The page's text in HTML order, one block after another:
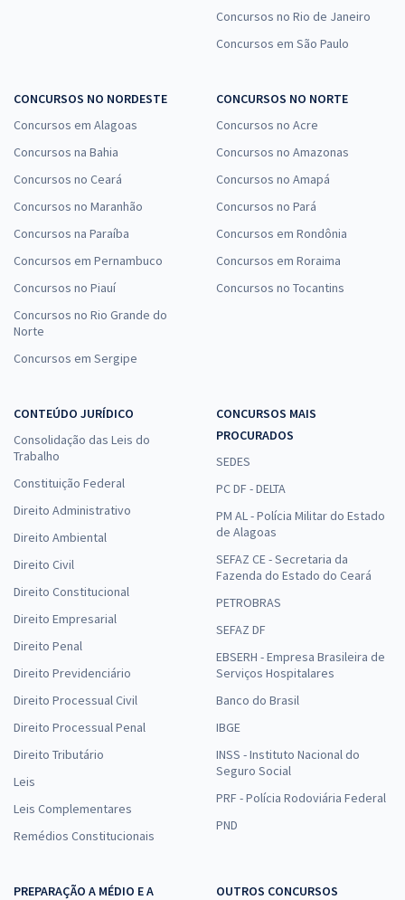
Concursos no Rio de Janeiro
Concursos em São Paulo
CONCURSOS NO NORDESTE
Concursos em Alagoas
Concursos na Bahia
Concursos no Ceará
Concursos no Maranhão
Concursos na Paraíba
Concursos em Pernambuco
Concursos no Piauí
Concursos no Rio Grande do
Norte
Concursos em Sergipe
CONCURSOS NO NORTE
Concursos no Acre
Concursos no Amazonas
Concursos no Amapá
Concursos no Pará
Concursos em Rondônia
Concursos em Roraima
Concursos no Tocantins
CONTEÚDO JURÍDICO
Consolidação das Leis do
Trabalho
Constituição Federal
Direito Administrativo
Direito Ambiental
Direito Civil
Direito Constitucional
Direito Empresarial
Direito Penal
Direito Previdenciário
Direito Processual Civil
Direito Processual Penal
Direito Tributário
Leis
Leis Complementares
Remédios Constitucionais
CONCURSOS MAIS
PROCURADOS
SEDES
PC DF - DELTA
PM AL - Polícia Militar do Estado
de Alagoas
SEFAZ CE - Secretaria da
Fazenda do Estado do Ceará
PETROBRAS
SEFAZ DF
EBSERH - Empresa Brasileira de
Serviços Hospitalares
Banco do Brasil
IBGE
INSS - Instituto Nacional do
Seguro Social
PRF - Polícia Rodoviária Federal
PND
PREPARAÇÃO A MÉDIO E A
OUTROS CONCURSOS